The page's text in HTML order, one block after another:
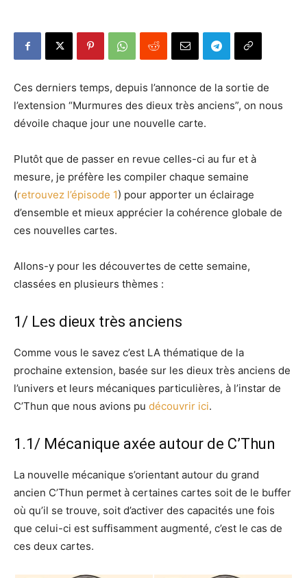
Ces derniers temps, depuis l’annonce de la sortie de
l’extension “Murmures des dieux très anciens”, on nous
dévoile chaque jour une nouvelle carte.
Plutôt que de passer en revue celles-ci au fur et à
mesure, je préfère les compiler chaque semaine
(retrouvez l’épisode 1) pour apporter un éclairage
d’ensemble et mieux apprécier la cohérence globale de
ces nouvelles cartes.
Allons-y pour les découvertes de cette semaine,
classées en plusieurs thèmes :
1/ Les dieux très anciens
Comme vous le savez c’est LA thématique de la
prochaine extension, basée sur les dieux très anciens de
l’univers et leurs mécaniques particulières, à l’instar de
C’Thun que nous avions pu découvrir ici.
1.1/ Mécanique axée autour de C’Thun
La nouvelle mécanique s’orientant autour du grand
ancien C’Thun permet à certaines cartes soit de le buffer
où qu’il se trouve, soit d’activer des capacités une fois
que celui-ci est suffisamment augmenté, c’est le cas de
ces deux cartes.